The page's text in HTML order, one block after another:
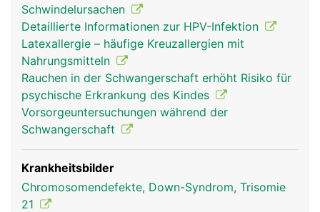
Schwindelursachen
Detaillierte Informationen zur HPV-Infektion
Latexallergie – häufige Kreuzallergien mit
Nahrungsmitteln
Rauchen in der Schwangerschaft erhöht Risiko für
psychische Erkrankung des Kindes
Vorsorgeuntersuchungen während der
Schwangerschaft
Krankheitsbilder
Chromosomendefekte, Down-Syndrom, Trisomie
21